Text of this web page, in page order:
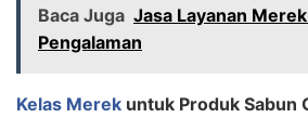
Baca Juga Jasa Layanan
Pengalaman
Kelas Merek untuk Produk Sabun